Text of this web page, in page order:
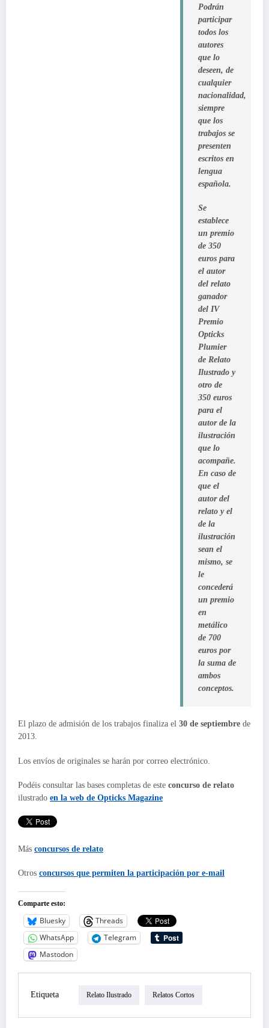
Podrán
participar
todos los
autores
que lo
deseen, de
cualquier
nacionalidad,
siempre
que los
trabajos se
presenten
escritos en
lengua
española.
Se
establece
un premio
de 350
eurospara
el autor
del relato
ganador
del IV
Premio
Opticks
Plumier
de Relato
Ilustrado y
otro de
350 euros
para el
autor de la
ilustración
que lo
acompañe.
En caso de
que el
autor del
relato y el
de la
ilustración
sean el
mismo, se
le
concederá
un premio
en
metálico
de 700
euros por
la suma de
ambos
conceptos.
El plazo de admisión de los trabajos finaliza el 30 de septiembre de
2013.
Los envíos de originales se harán por correo electrónico.
Podéis consultar las bases completas de este concurso de relato
ilustrado en la web de Opticks Magazine
Más concursos de relato
Otros concursos que permiten la participación por e-mail
Comparte esto:
Bluesky
Threads
WhatsApp
Telegram
Mastodon
Etiqueta Relato Ilustrado Relatos Cortos